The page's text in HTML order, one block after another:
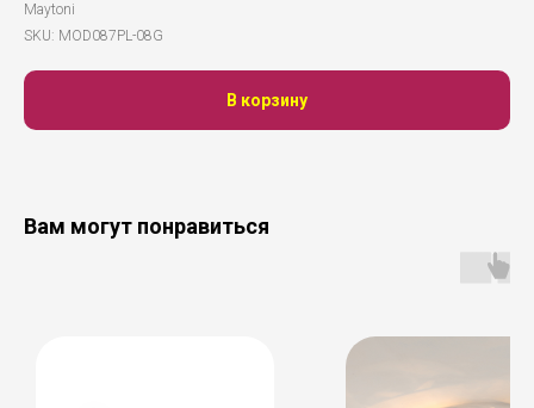
Maytoni
SKU: MOD087PL-08G
В корзину
Вам могут понравиться